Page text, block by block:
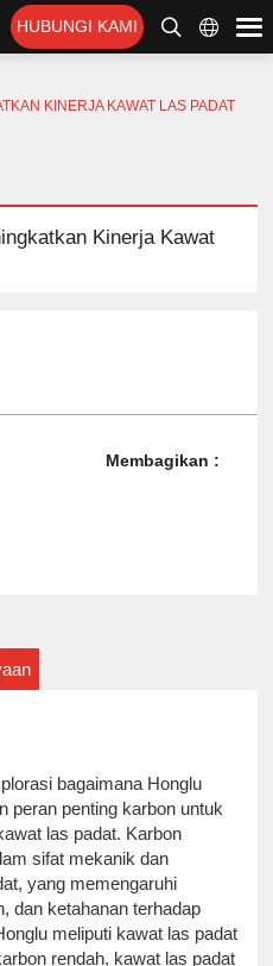
HUBUNGI KAMI
KINERJA KAWAT LAS PADAT
Kinerja Kawat
Membagikan :
bagaimana Honglu
peran penting karbon untuk
las padat. Karbon
sifat mekanik dan
yang memengaruhi
dan ketahanan terhadap
meliputi kawat las padat
rendah, kawat las padat